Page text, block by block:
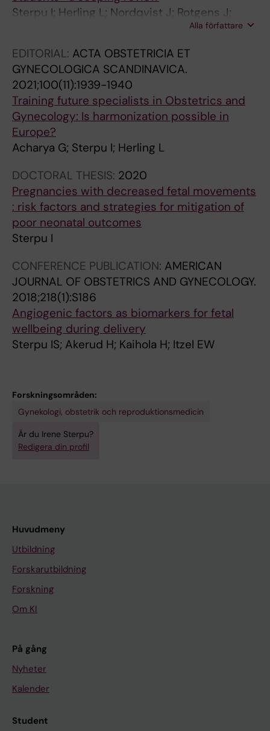
Sterpu I; Herling L; Nordqvist J; Rotgens J;
Alla författare
EDITORIAL: ACTA OBSTETRICIA ET
GYNECOLOGICA SCANDINAVICA.
2021;100(11):1939-1940
Training future specialists in Obstetrics and
Gynecology: Is harmonization possible in
Europe?
Acharya G; Sterpu I; Herling L
DOCTORAL THESIS: 2020
Pregnancies with decreased fetal movements
: risk factors and strategies for mitigation of
poor neonatal outcomes
Sterpu I
CONFERENCE PUBLICATION: AMERICAN
JOURNAL OF OBSTETRICS AND GYNECOLOGY.
2018;218(1):S186
Angiogenic factors as biomarkers for fetal
wellbeing during delivery
Sterpu IS; Akerud H; Kaihola H; Itzel EW
Forskningsområden:
Gynekologi, obstetrik och reproduktionsmedicin
Är du Irene Sterpu?
Redigera din profil
Huvudmeny
Utbildning
Forskarutbildning
Forskning
Om KI
På gång
Nyheter
Kalender
Student